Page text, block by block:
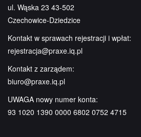
ul. Wąska 23 43-502
Czechowice-Dziedzice
Kontakt w sprawach rejestracji i wpłat:
rejestracja@praxe.iq.pl
Kontakt z zarządem:
biuro@praxe.iq.pl
UWAGA nowy numer konta:
93 1020 1390 0000 6802 0752 4715